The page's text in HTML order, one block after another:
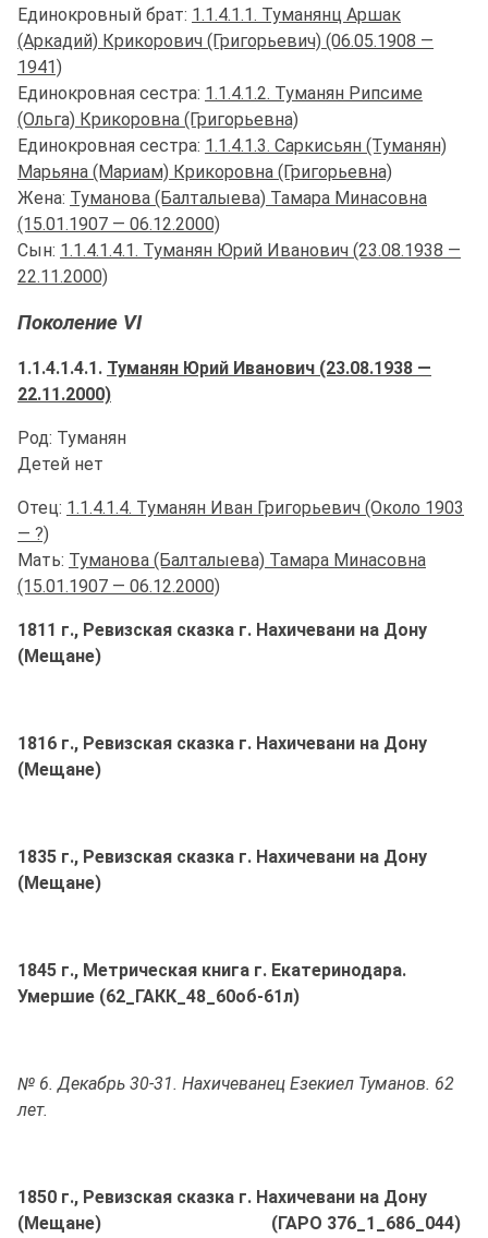
Единокровный брат: 1.1.4.1.1. Туманянц Аршак
(Аркадий) Крикорович (Григорьевич) (06.05.1908 —
1941)
Единокровная сестра: 1.1.4.1.2. Туманян Рипсиме
(Ольга) Крикоровна (Григорьевна)
Единокровная сестра: 1.1.4.1.3. Саркисьян (Туманян)
Марьяна (Мариам) Крикоровна (Григорьевна)
Жена: Туманова (Балталыева) Тамара Минасовна
(15.01.1907 — 06.12.2000)
Сын: 1.1.4.1.4.1. Туманян Юрий Иванович (23.08.1938 —
22.11.2000)
Поколение VI
1.1.4.1.4.1. Туманян Юрий Иванович (23.08.1938 —
22.11.2000)
Род: Туманян
Детей нет
Отец: 1.1.4.1.4. Туманян Иван Григорьевич (Около 1903
— ?)
Мать: Туманова (Балталыева) Тамара Минасовна
(15.01.1907 — 06.12.2000)
1811 г., Ревизская сказка г. Нахичевани на Дону
(Мещане)
1816 г., Ревизская сказка г. Нахичевани на Дону
(Мещане)
1835 г., Ревизская сказка г. Нахичевани на Дону
(Мещане)
1845 г., Метрическая книга г. Екатеринодара.
Умершие (62_ГАКК_48_60об-61л)
№ 6. Декабрь 30-31. Нахичеванец Езекиел Туманов. 62
лет.
1850 г., Ревизская сказка г. Нахичевани на Дону
(Мещане) (ГАРО 376_1_686_044)